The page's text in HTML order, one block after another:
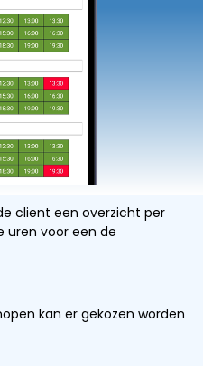
client een overzicht per
uren voor een de
kan er gekozen worden